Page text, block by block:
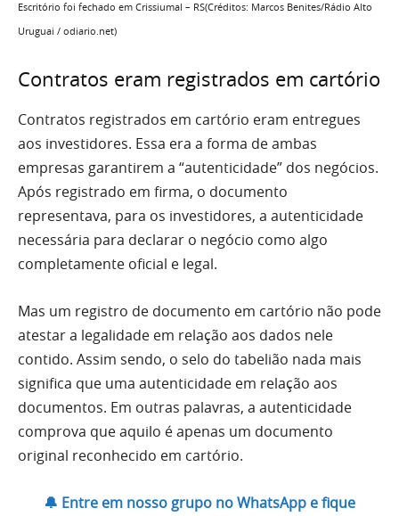
Escritório foi fechado em Crissiumal – RS(Créditos: Marcos Benites/Rádio Alto
Uruguai / odiario.net)
Contratos eram registrados em cartório
Contratos registrados em cartório eram entregues
aos investidores. Essa era a forma de ambas
empresas garantirem a “autenticidade” dos negócios.
Após registrado em firma, o documento
representava, para os investidores, a autenticidade
necessária para declarar o negócio como algo
completamente oficial e legal.
Mas um registro de documento em cartório não pode
atestar a legalidade em relação aos dados nele
contido. Assim sendo, o selo do tabelião nada mais
significa que uma autenticidade em relação aos
documentos. Em outras palavras, a autenticidade
comprova que aquilo é apenas um documento
original reconhecido em cartório.
🔔 Entre em nosso grupo no WhatsApp e fique